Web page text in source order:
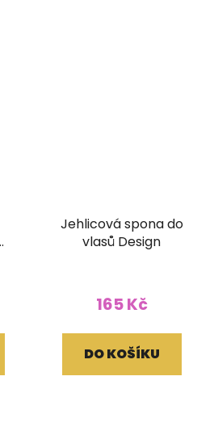
Jehlicová spona do
vlasů Design
165 Kč
DO KOŠÍKU